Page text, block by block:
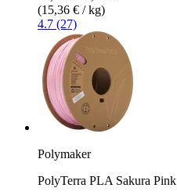
(15,36 € / kg)
4.7 (27)
Polymaker
PolyTerra PLA Sakura Pink